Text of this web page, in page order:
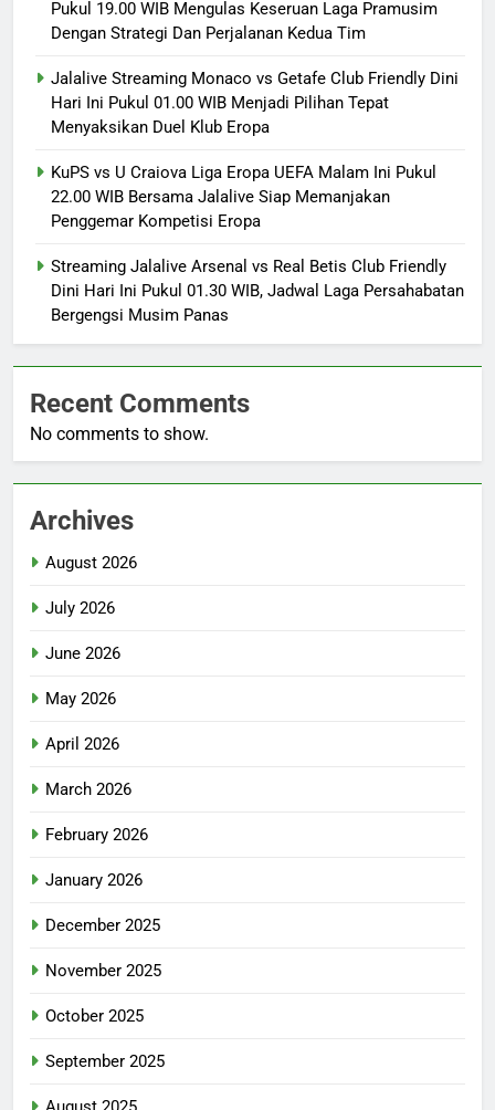
Pukul 19.00 WIB Mengulas Keseruan Laga Pramusim
Dengan Strategi Dan Perjalanan Kedua Tim
Jalalive Streaming Monaco vs Getafe Club Friendly Dini
Hari Ini Pukul 01.00 WIB Menjadi Pilihan Tepat
Menyaksikan Duel Klub Eropa
KuPS vs U Craiova Liga Eropa UEFA Malam Ini Pukul
22.00 WIB Bersama Jalalive Siap Memanjakan
Penggemar Kompetisi Eropa
Streaming Jalalive Arsenal vs Real Betis Club Friendly
Dini Hari Ini Pukul 01.30 WIB, Jadwal Laga Persahabatan
Bergengsi Musim Panas
Recent Comments
No comments to show.
Archives
August 2026
July 2026
June 2026
May 2026
April 2026
March 2026
February 2026
January 2026
December 2025
November 2025
October 2025
September 2025